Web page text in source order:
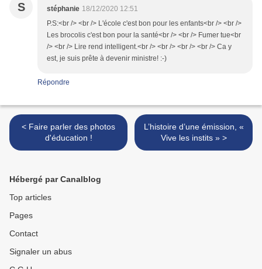
S stéphanie 18/12/2020 12:51
P.S:<br /> <br /> L'école c'est bon pour les enfants<br /> <br />
Les brocolis c'est bon pour la santé<br /> <br /> Fumer tue<br
/> <br /> Lire rend intelligent.<br /> <br /> <br /> <br /> Ca y
est, je suis prête à devenir ministre! :-)
Répondre
< Faire parler des photos
d'éducation !
L’histoire d’une émission, «
Vive les instits » >
Hébergé par Canalblog
Top articles
Pages
Contact
Signaler un abus